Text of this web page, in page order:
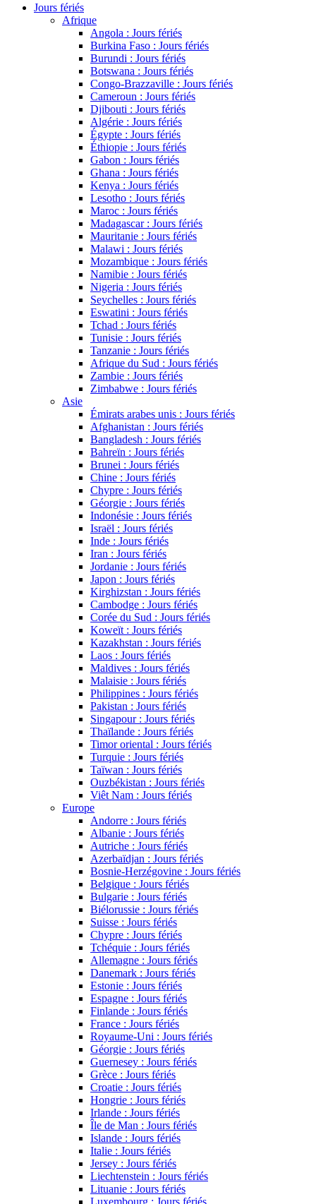
Jours fériés
Afrique
Angola : Jours fériés
Burkina Faso : Jours fériés
Burundi : Jours fériés
Botswana : Jours fériés
Congo-Brazzaville : Jours fériés
Cameroun : Jours fériés
Djibouti : Jours fériés
Algérie : Jours fériés
Égypte : Jours fériés
Éthiopie : Jours fériés
Gabon : Jours fériés
Ghana : Jours fériés
Kenya : Jours fériés
Lesotho : Jours fériés
Maroc : Jours fériés
Madagascar : Jours fériés
Mauritanie : Jours fériés
Malawi : Jours fériés
Mozambique : Jours fériés
Namibie : Jours fériés
Nigeria : Jours fériés
Seychelles : Jours fériés
Eswatini : Jours fériés
Tchad : Jours fériés
Tunisie : Jours fériés
Tanzanie : Jours fériés
Afrique du Sud : Jours fériés
Zambie : Jours fériés
Zimbabwe : Jours fériés
Asie
Émirats arabes unis : Jours fériés
Afghanistan : Jours fériés
Bangladesh : Jours fériés
Bahreïn : Jours fériés
Brunei : Jours fériés
Chine : Jours fériés
Chypre : Jours fériés
Géorgie : Jours fériés
Indonésie : Jours fériés
Israël : Jours fériés
Inde : Jours fériés
Iran : Jours fériés
Jordanie : Jours fériés
Japon : Jours fériés
Kirghizstan : Jours fériés
Cambodge : Jours fériés
Corée du Sud : Jours fériés
Koweït : Jours fériés
Kazakhstan : Jours fériés
Laos : Jours fériés
Maldives : Jours fériés
Malaisie : Jours fériés
Philippines : Jours fériés
Pakistan : Jours fériés
Singapour : Jours fériés
Thaïlande : Jours fériés
Timor oriental : Jours fériés
Turquie : Jours fériés
Taïwan : Jours fériés
Ouzbékistan : Jours fériés
Viêt Nam : Jours fériés
Europe
Andorre : Jours fériés
Albanie : Jours fériés
Autriche : Jours fériés
Azerbaïdjan : Jours fériés
Bosnie-Herzégovine : Jours fériés
Belgique : Jours fériés
Bulgarie : Jours fériés
Biélorussie : Jours fériés
Suisse : Jours fériés
Chypre : Jours fériés
Tchéquie : Jours fériés
Allemagne : Jours fériés
Danemark : Jours fériés
Estonie : Jours fériés
Espagne : Jours fériés
Finlande : Jours fériés
France : Jours fériés
Royaume-Uni : Jours fériés
Géorgie : Jours fériés
Guernesey : Jours fériés
Grèce : Jours fériés
Croatie : Jours fériés
Hongrie : Jours fériés
Irlande : Jours fériés
Île de Man : Jours fériés
Islande : Jours fériés
Italie : Jours fériés
Jersey : Jours fériés
Liechtenstein : Jours fériés
Lituanie : Jours fériés
Luxembourg : Jours fériés